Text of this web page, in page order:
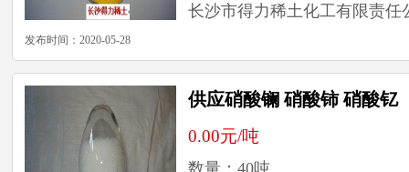
发布时间：2020-05-28
长沙市得力稀土化工有限责任
供应硝酸镧 硝酸铈 硝酸钇
0.00元/吨